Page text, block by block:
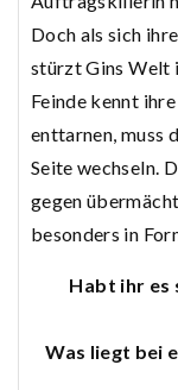
Doch als sich
stürzt Gins Welt
Feinde kennt
enttarnen, muss
Seite wechseln.
gegen
besonders in
Habt ihr es
Was liegt bei